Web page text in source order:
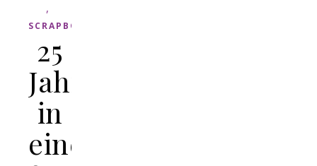
,
SCRAPBOOK
25
Jahre
in
einem